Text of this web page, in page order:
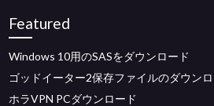
Featured
Windows 10用のSASをダウンロード
ゴッドイーター2保存ファイルのダウン
ホラVPN PCダウンロード